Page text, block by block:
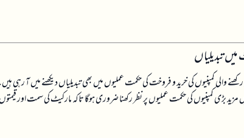
اثاثہ رکھنے والی کمپنیوں کی خرید و فروخت کی حکمت عملیوں میں بھی تبدیلیاں دیکھنے میں آ رہی
بڑی کمپنیوں کی حکمت عملیوں پر نظر رکھنا ضروری ہوگا تاکہ مارکیٹ کی سمت اور